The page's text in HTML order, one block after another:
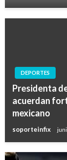
DEPORTES
Presidenta
acuerdan
mexicano
soporteinfix